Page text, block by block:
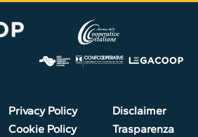
Privacy Policy
Cookie Policy
Disclaimer
Trasparenza